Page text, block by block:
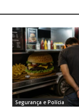
Segurança e Polícia